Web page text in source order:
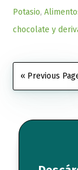
Potasio,
chocolate y
« Go
to
Previous